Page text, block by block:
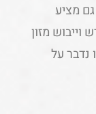
מציע
וייבוש מזון
נדבר על